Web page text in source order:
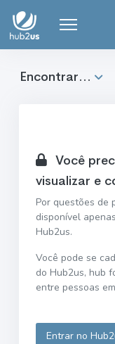
Encontrar...
Você
visualizar e
Por questões de
disponível
Hub2us.
Você pode se
do Hub2us, hub
entre pessoas
Entrar no